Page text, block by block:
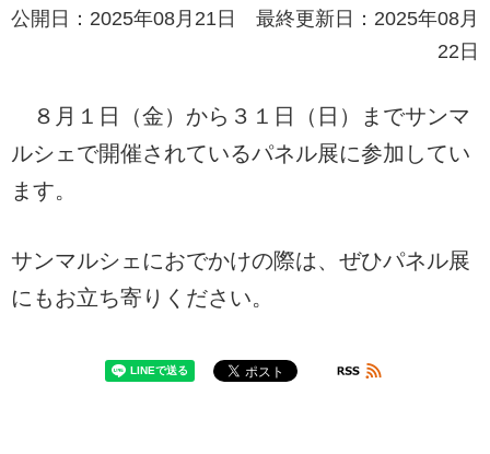
公開日：2025年08月21日 最終更新日：2025年08月
22日
８月１日（金）から３１日（日）までサンマ
ルシェで開催されているパネル展に参加してい
ます。
サンマルシェにおでかけの際は、ぜひパネル展
にもお立ち寄りください。